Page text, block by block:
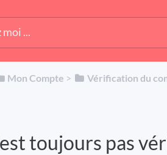
​Mon Compte ​ > ​ ​Vérification du
toujours pas